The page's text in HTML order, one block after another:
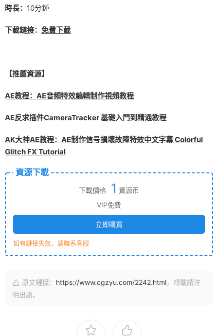
時長： 10分鍾
下載鏈接： 免費下載
【推薦資源】
AE教程：AE音頻特效編輯制作視頻教程
AE反求插件CameraTracker 基礎入門到精通教程
AK大神AE教程：AE制作信号損壞故障特效中文字幕 Colorful
Glitch FX Tutorial
資源下載
下載價格 1 資源币
VIP免費
立即購買
如有鏈接失效，請聯系客服
原文鏈接： https://www.cgzyu.com/2242.html，轉載請注
明出處。